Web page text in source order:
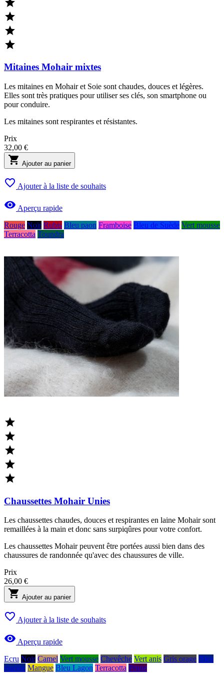



Mitaines Mohair mixtes
Les mitaines en Mohair et Soie sont chaudes, douces et légères.
Elles sont très pratiques pour utiliser ses clés, son smartphone ou
pour conduire.
Les mitaines sont respirantes et résistantes.
Prix
32,00 €
 Ajouter au panier
 Ajouter à la liste de souhaits
 Aperçu rapide
Rouge Noir Rubis Bleu paon Framboise Bleu de Suède Vert mousse
Terracotta Toundra





Chaussettes Mohair Unies
Les chaussettes chaudes, douces et respirantes en laine Mohair sont
remaillées à la main et donc sans surpiqûres pour votre confort.
Les chaussettes Mohair peuvent être portées aussi bien dans des
chaussures de randonnée qu'avec des chaussures de ville.
Prix
26,00 €
 Ajouter au panier
 Ajouter à la liste de souhaits
 Aperçu rapide
Ecru Noir Camel Vert mousse Chevêche Vert anis Gris orage Bleu
marine Mangue Bleu Lagon Terracotta Prune